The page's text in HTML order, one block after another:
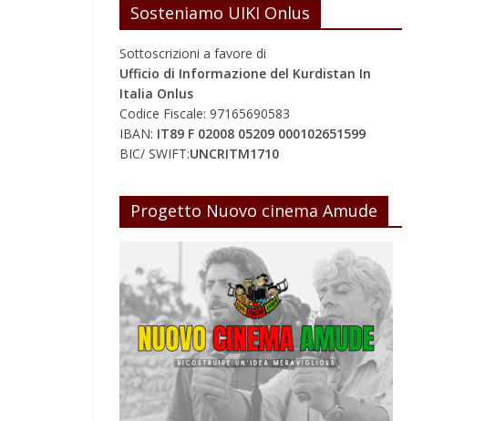
Sosteniamo UIKI Onlus
Sottoscrizioni a favore di
Ufficio di Informazione del Kurdistan In
Italia Onlus
Codice Fiscale: 97165690583
IBAN: IT89 F 02008 05209 000102651599
BIC/ SWIFT:UNCRITM1710
Progetto Nuovo cinema Amude